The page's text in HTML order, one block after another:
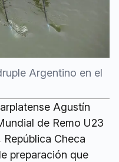
Argentino en el
Agustín
de Remo U23
Checa
preparación que